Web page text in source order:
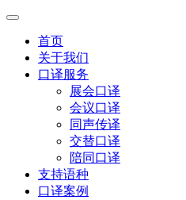
首页
关于我们
口译服务
展会口译
会议口译
同声传译
交替口译
陪同口译
支持语种
口译案例